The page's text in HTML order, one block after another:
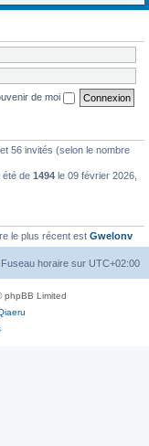
de moi
56 invités (selon le nombre
été de 1494 le 09 février 2026,
le plus récent est Gwelonv
Fuseau horaire sur UTC+02:00
phpBB Limited